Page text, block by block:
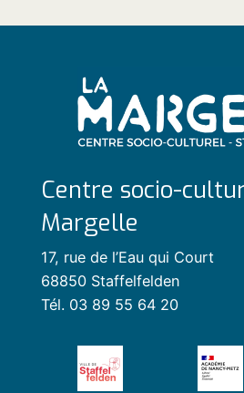
Centre socio-
Margelle
17, rue de l’Eau qui Court
68850 Staffelfelden
Tél. 03 89 55 64 20